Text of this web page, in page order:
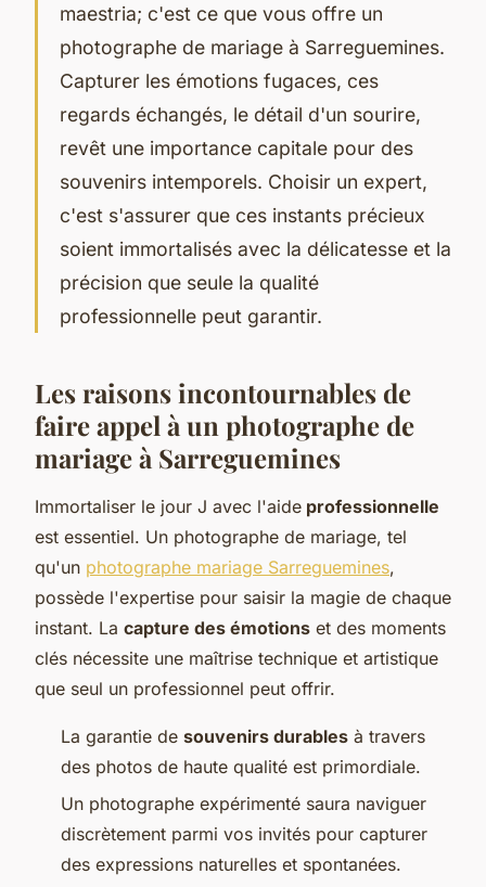
maestria; c'est ce que vous offre un
photographe de mariage à Sarreguemines.
Capturer les émotions fugaces, ces
regards échangés, le détail d'un sourire,
revêt une importance capitale pour des
souvenirs intemporels. Choisir un expert,
c'est s'assurer que ces instants précieux
soient immortalisés avec la délicatesse et la
précision que seule la qualité
professionnelle peut garantir.
Les raisons incontournables de
faire appel à un photographe de
mariage à Sarreguemines
Immortaliser le jour J avec l'aide professionnelle
est essentiel. Un photographe de mariage, tel
qu'un photographe mariage Sarreguemines,
possède l'expertise pour saisir la magie de chaque
instant. La capture des émotions et des moments
clés nécessite une maîtrise technique et artistique
que seul un professionnel peut offrir.
La garantie de souvenirs durables à travers
des photos de haute qualité est primordiale.
Un photographe expérimenté saura naviguer
discrètement parmi vos invités pour capturer
des expressions naturelles et spontanées.